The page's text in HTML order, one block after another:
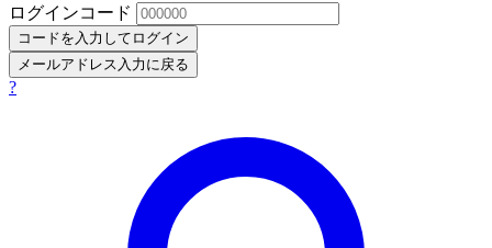
ログインコード
コードを入力してログイン
メールアドレス入力に戻る
?